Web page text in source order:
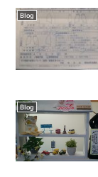
Blog
Blog